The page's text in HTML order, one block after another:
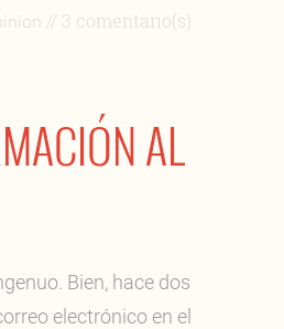
// 3 comentario(s)
AL
Bien, hace dos
electrónico en el